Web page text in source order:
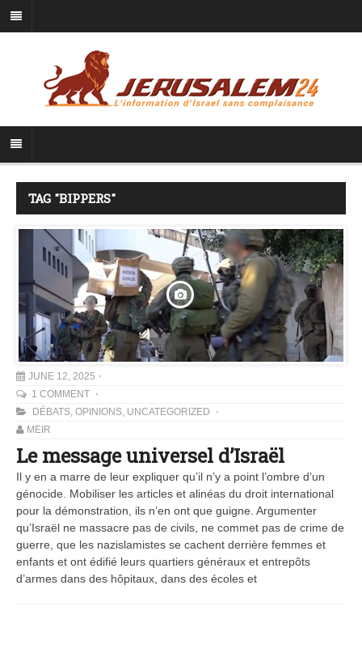
TAG "BIPPERS"
JUNE 12, 2025
1 COMMENT
DÉBATS, OPINIONS, UNCATEGORIZED
MEIR
Le message universel d’Israël
Il y en a marre de leur expliquer qu’il n’y a point l’ombre d’un
génocide. Mobiliser les articles et alinéas du droit international
pour la démonstration, ils n’en ont que guigne. Argumenter
qu’Israël ne massacre pas de civils, ne commet pas de crime de
guerre, que les nazislamistes se cachent derrière femmes et
enfants et ont édifié leurs quartiers généraux et entrepôts
d’armes dans des hôpitaux, dans des écoles et